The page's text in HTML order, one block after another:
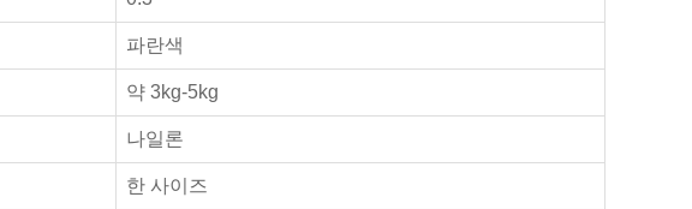
파란색
약 3kg-5kg
나일론
한 사이즈